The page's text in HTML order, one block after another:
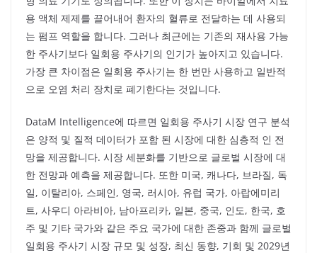
용 액체 제제를 끌어내어 환자의 혈류로 전달하는 데 사용되
는 펌프 역할을 합니다. 그러나 최근에는 기존의 재사용 가능
한 주사기보다 일회용 주사기의 인기가 높아지고 있습니다.
가장 큰 차이점은 일회용 주사기는 한 번만 사용하고 일반적
으로 오염 처리 장치로 폐기한다는 것입니다.
DataM Intelligence에 따르면 일회용 주사기 시장 연구 분석
은 양적 및 질적 데이터가 포함 된 시장에 대한 심층적 인 전
망을 제공합니다. 시장 세분화를 기반으로 글로벌 시장에 대
한 전망과 예측을 제공합니다. 또한 미국, 캐나다, 브라질, 독
일, 이탈리아, 스페인, 영국, 러시아, 유럽 국가, 아랍에미리
트, 사우디 아라비아, 남아프리카, 일본, 중국, 인도, 한국, 호
주 및 기타 국가와 같은 주요 국가에 대한 존중과 함께 글로벌
일회용 주사기 시장 규모 및 성장, 최신 동향, 기회 및 2029년